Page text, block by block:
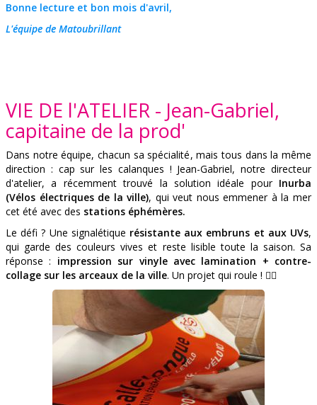
Bonne lecture et bon mois d'avril,
L'équipe de Matoubrillant
VIE DE l'ATELIER - Jean-Gabriel,
capitaine de la prod'
Dans notre équipe, chacun sa spécialité, mais tous dans la même
direction : cap sur les calanques ! Jean-Gabriel, notre directeur
d'atelier, a récemment trouvé la solution idéale pour Inurba
(Vélos électriques de la ville), qui veut nous emmener à la mer
cet été avec des stations éphémères.
Le défi ? Une signalétique résistante aux embruns et aux UVs,
qui garde des couleurs vives et reste lisible toute la saison. Sa
réponse : impression sur vinyle avec lamination + contre-
collage sur les arceaux de la ville. Un projet qui roule ! 🚴‍♂️